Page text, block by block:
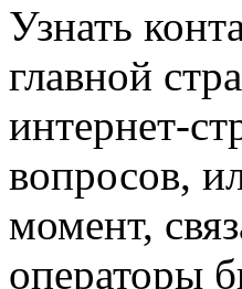
Узнать
главной
интернет-
вопросов,
момент,
операторы